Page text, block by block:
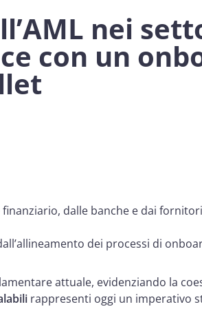
nei
con un
dalle banche e dai
dei processi di
attuale, evidenziando la
rappresenti oggi un imperativo